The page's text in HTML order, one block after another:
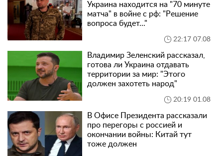
Украина находится на "70 минуте
матча" в войне с рф: "Решение
вопроса будет..."
22:17 07.08
Владимир Зеленский рассказал,
готова ли Украина отдавать
территории за мир: "Этого
должен захотеть народ"
20:19 01.08
В Офисе Президента рассказали
про перегоры с россией и
окончании войны: Китай тут
тоже должен